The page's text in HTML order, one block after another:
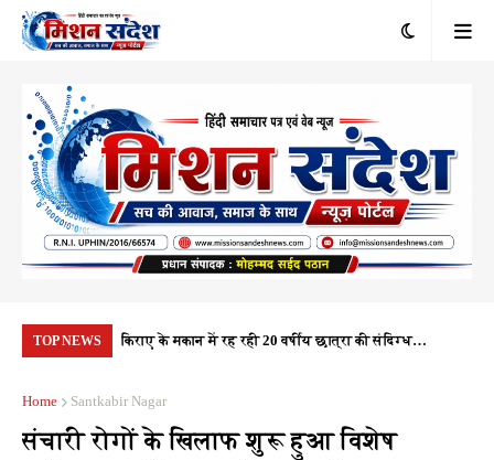
TOP NEWS
1.10 करोड़
किराए के मकान में रह रही 20 वर्षीय छात्रा की संदिग्ध
Home
Santkabir Nagar
संचारी रोगों के खिलाफ शुरू हुआ विशेष